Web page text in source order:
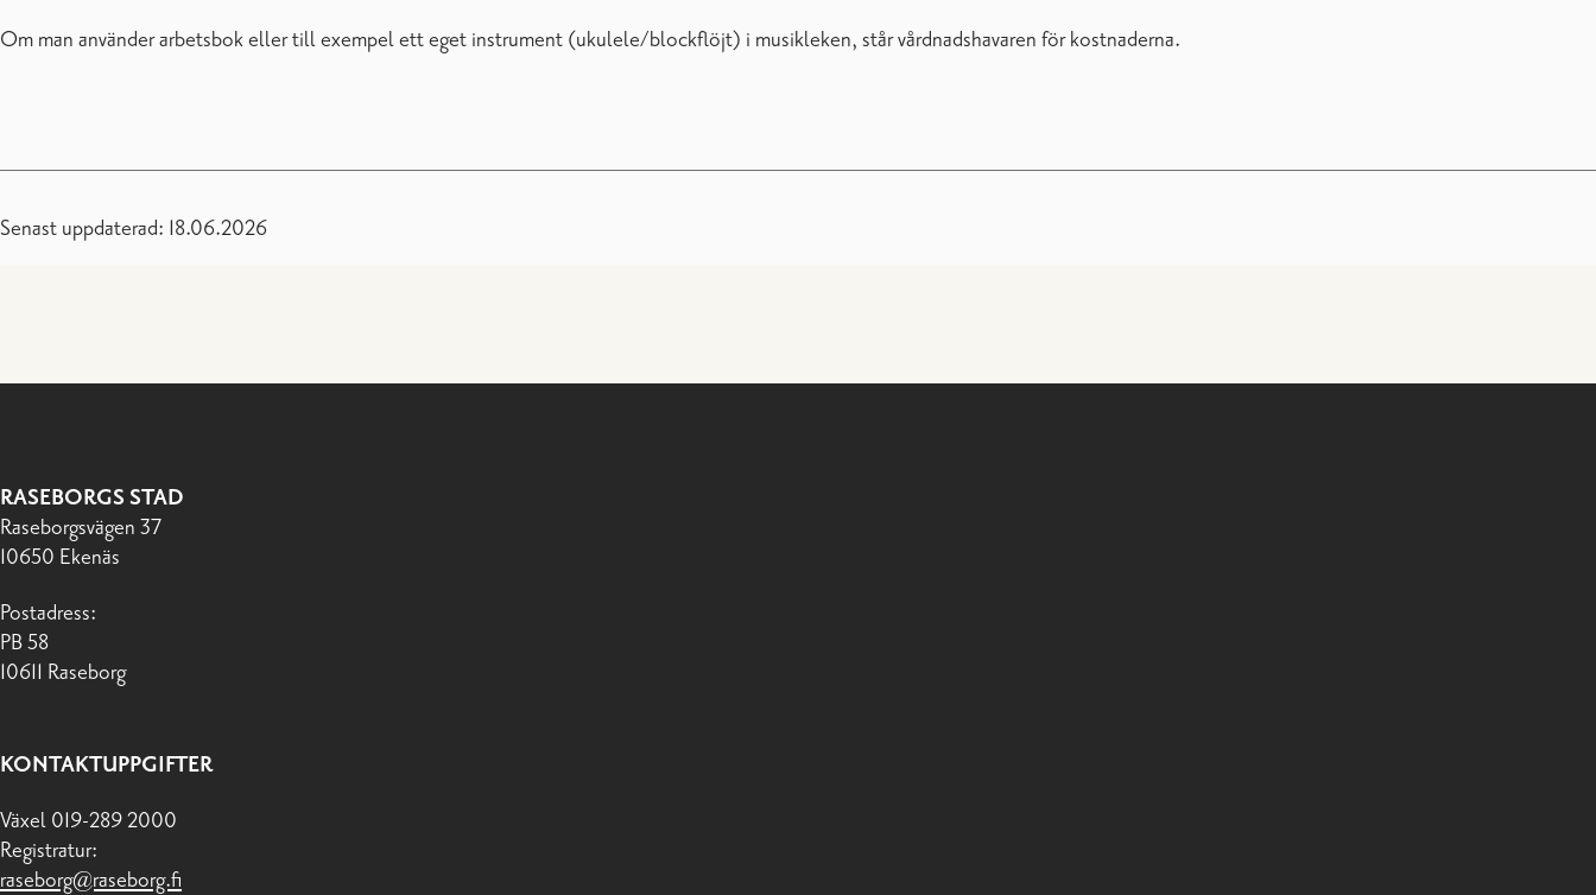
Om man använder arbetsbok eller till exempel ett eget instrument (ukulele/blockflöjt) i musikleken, står vårdnadshavaren för kostnaderna.
Senast uppdaterad: 18.06.2026
RASEBORGS STAD
Raseborgsvägen 37
10650 Ekenäs
Postadress:
PB 58
10611 Raseborg
KONTAKTUPPGIFTER
Växel 019-289 2000
Registratur:
raseborg@raseborg.fi